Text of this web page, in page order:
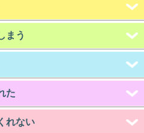
まう
た
れない